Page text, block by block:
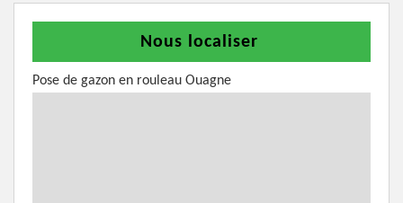
Nous localiser
Pose de gazon en rouleau Ouagne